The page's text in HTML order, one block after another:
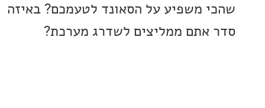
משפיע על הסאונד לטעמכם? באיזה
ממליצים לשדרג מערכת?